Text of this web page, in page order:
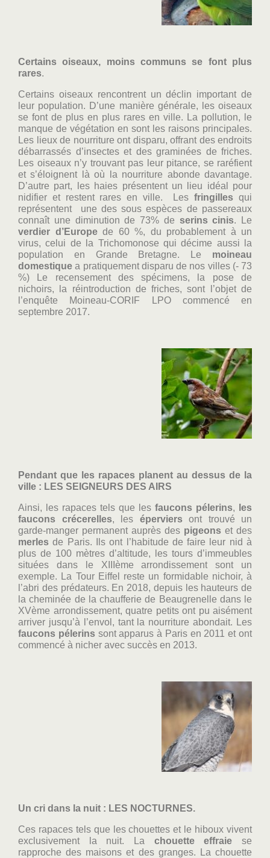
Certains oiseaux, moins communs se font plus
rares.
Certains oiseaux rencontrent un déclin important de
leur population. D’une manière générale, les oiseaux
se font de plus en plus rares en ville. La pollution, le
manque de végétation en sont les raisons principales.
Les lieux de nourriture ont disparu, offrant des endroits
débarrassés d’insectes et des graminées de friches.
Les oiseaux n’y trouvant pas leur pitance, se raréfient
et s’éloignent là où la nourriture abonde davantage.
D’autre part, les haies présentent un lieu idéal pour
nidifier et restent rares en ville. Lesfringilles qui
représentent une des sous espèces de passereaux
connaît une diminution de 73% de serins cinis. Le
verdier d’Europede 60 %, du probablement à un
virus, celui de la Trichomonose qui décime aussi la
population en Grande Bretagne. Le moineau
domestique a pratiquement disparu de nos villes (- 73
%) Le recensement des spécimens, la pose de
nichoirs, la réintroduction de friches, sont l’objet de
l’enquête Moineau-CORIF LPO commencé en
septembre 2017.
Pendant que les rapaces planent au dessus de la
ville : LES SEIGNEURS DES AIRS
Ainsi, les rapaces tels que les faucons pélerins,
les
faucons crécerelles, les éperviersont trouvé un
garde-manger permanent auprès des pigeons et des
merles de Paris. Ils ont l’habitude de faire leur nid à
plus de 100 mètres d’altitude, les tours d’immeubles
situées dans le XIIIème arrondissement sont un
exemple. La Tour Eiffel reste un formidable nichoir, à
l’abri des prédateurs. En 2018, depuis les hauteurs de
la cheminée de la chaufferie de Beaugrenelle dans le
XVème arrondissement, quatre petits ont pu aisément
arriver jusqu’à l’envol, tant la nourriture abondait. Les
faucons pélerins sont apparus à Paris en 2011 et ont
commencé à nicher avec succès en 2013.
Un cri dans la nuit : LES NOCTURNES.
Ces rapaces tels que les chouettes et le hiboux vivent
exclusivement la nuit. La chouette effraie se
rapproche des maisons et des granges. La chouette